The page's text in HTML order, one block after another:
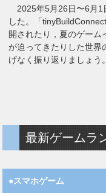
2025年5月26日〜6月1
した。「
開されたり，夏のゲー
が迫ってきたりした世界
げなく振り返りましょう。
最新ゲームラ
●スマホゲーム